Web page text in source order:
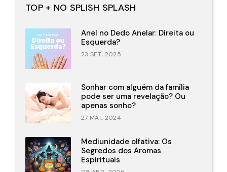
TOP + NO SPLISH SPLASH
Anel no Dedo Anelar: Direita ou
Esquerda?
23 SET., 2025
Sonhar com alguém da família
pode ser uma revelação? Ou
apenas sonho?
27 MAI., 2024
Mediunidade olfativa: Os
Segredos dos Aromas
Espirituais